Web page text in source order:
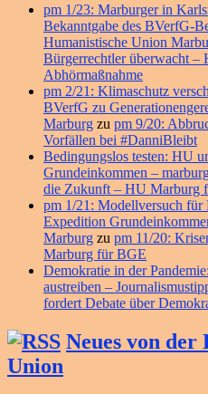
pm 1/23: Marburger in
Bekanntgabe des BVerfG-
Humanistische Union
Bürgerrechtler überwacht –
Abhörmaßnahme
pm 2/21: Klimaschutz
BVerfG zu
Marburg zu pm 9/20:
Vorfällen bei #DanniBleibt
Bedingungslos testen: HU
Grundeinkommen –
die Zukunft – HU Marburg
pm 1/21: Modellversuch
Expedition
Marburg zu pm 11/20:
Marburg für BGE
Demokratie in der
austreiben –
fordert Debate über
Neues von der
Union